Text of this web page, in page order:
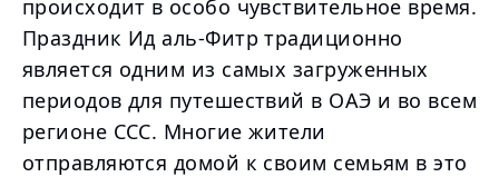
происходит в особо чувствительное время.
Праздник Ид аль-Фитр традиционно
является одним из самых загруженных
периодов для путешествий в ОАЭ и во всем
регионе ССС. Многие жители
отправляются домой к своим семьям в это